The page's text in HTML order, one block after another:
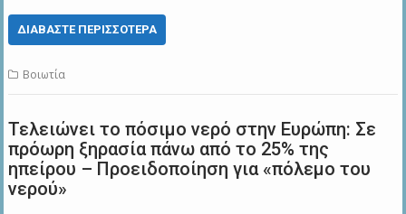
ΔΙΑΒΆΣΤΕ ΠΕΡΙΣΣΌΤΕΡΑ
Βοιωτία
Τελειώνει το πόσιμο νερό στην Ευρώπη: Σε
πρόωρη ξηρασία πάνω από το 25% της
ηπείρου – Προειδοποίηση για «πόλεμο του
νερού»